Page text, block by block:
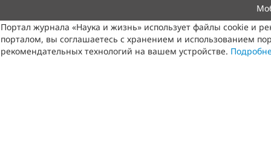
Портал журнала «Наука и жизнь» использует файлы cookie и
порталом, вы соглашаетесь с хранением и использованием
рекомендательных технологий на вашем устройстве.